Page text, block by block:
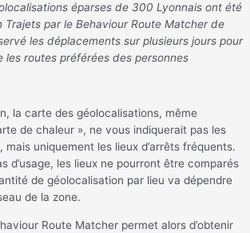
éparses de 300 Lyonnais ont été
Trajets par le Behaviour Route Matcher de
les déplacements sur plusieurs jours pour
les routes préférées des personnes
la carte des géolocalisations, même
de chaleur », ne vous indiquerait pas les
mais uniquement les lieux d’arrêts fréquents.
d’usage, les lieux ne pourront être comparés
de géolocalisation par lieu va dépendre
de la zone.
Route Matcher permet alors d’obtenir